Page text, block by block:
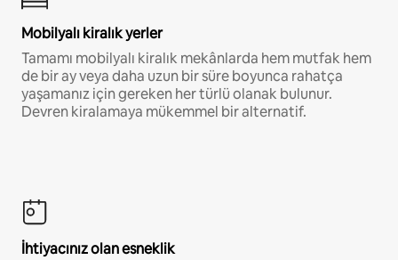
Mobilyalı kiralık yerler
Tamamı mobilyalı kiralık mekânlarda hem mutfak hem
de bir ay veya daha uzun bir süre boyunca rahatça
yaşamanız için gereken her türlü olanak bulunur.
Devren kiralamaya mükemmel bir alternatif.
İhtiyacınız olan esneklik